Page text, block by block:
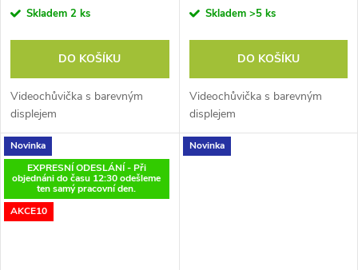
Skladem 2 ks
DO KOŠÍKU
Videochůvička s barevným
displejem
Skladem >5 ks
DO KOŠÍKU
Videochůvička s barevným
displejem
Novinka
EXPRESNÍ ODESLÁNÍ - Při
objednáni do času 12:30 odešleme
ten samý pracovní den.
AKCE10
Novinka